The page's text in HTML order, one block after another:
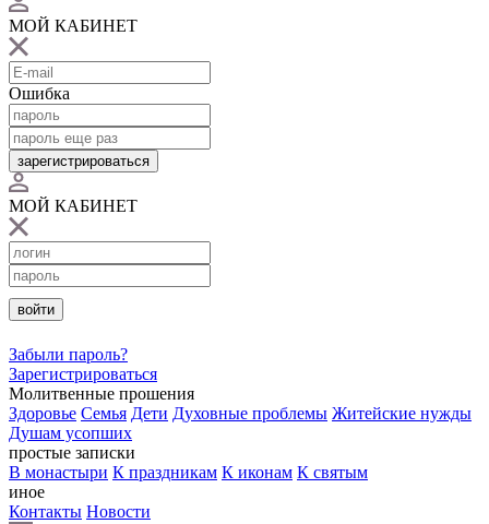
МОЙ КАБИНЕТ
Ошибка
зарегистрироваться
МОЙ КАБИНЕТ
войти
Забыли пароль?
Зарегистрироваться
Молитвенные прошения
Здоровье Семья Дети Духовные проблемы Житейские нужды
Душам усопших
простые записки
В монастыри К праздникам К иконам К святым
иное
Контакты Новости